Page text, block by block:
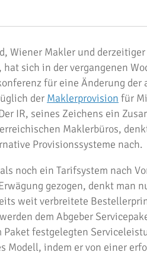
Wiener Makler und
sich in der vergangenen
für eine Änderung der
der Maklerprovision für
IR, seines Zeichens ein
Maklerbüros,
Provisionssysteme nach.
noch ein Tarifsystem nach
gezogen, denkt man
weit verbreitete
dem Abgeber
festgelegten
Modell, indem er von einer